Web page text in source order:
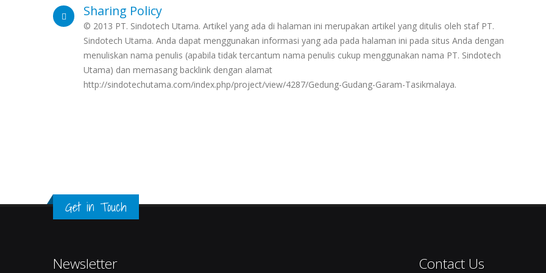
Sharing Policy
© 2013 PT. Sindotech Utama. Artikel yang ada di halaman ini merupakan artikel yang ditulis oleh staf PT.
Sindotech Utama. Anda dapat menggunakan informasi yang ada pada halaman ini pada situs Anda dengan
menuliskan nama penulis (apabila tidak tercantum nama penulis cukup menggunakan nama PT. Sindotech
Utama) dan memasang backlink dengan alamat
http://sindotechutama.com/index.php/project/view/4287/Gedung-Gudang-Garam-Tasikmalaya.
Get in Touch
Newsletter Contact Us